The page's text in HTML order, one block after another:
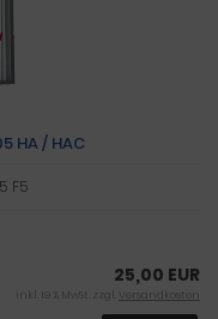
HA / HAC
F5
25,00 EUR
inkl. 19 % MwSt. zzgl. Versandkosten